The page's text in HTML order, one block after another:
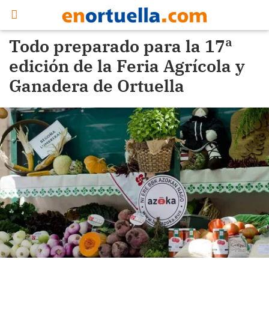
Todo preparado para la 17ª
edición de la Feria Agrícola y
Ganadera de Ortuella